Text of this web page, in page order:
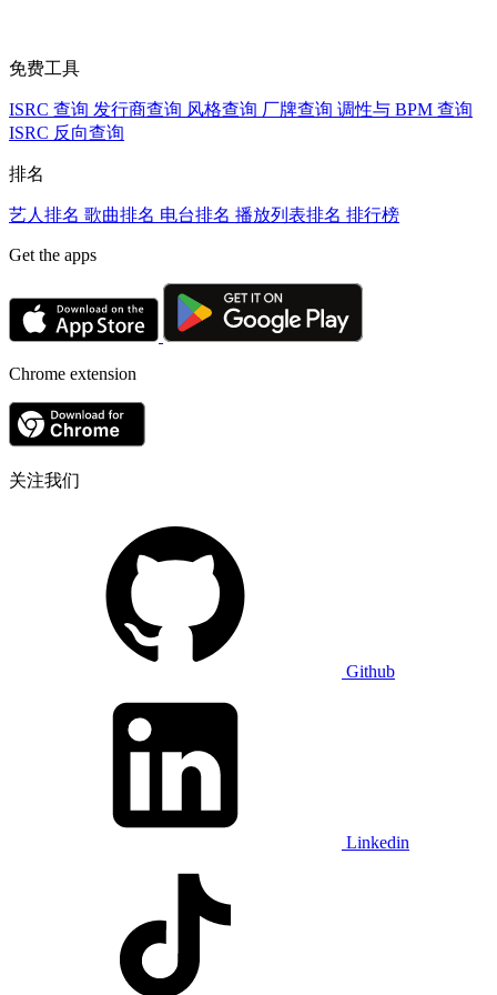
免费工具
ISRC 查询 发行商查询 风格查询 厂牌查询 调性与 BPM 查询
ISRC 反向查询
排名
艺人排名 歌曲排名 电台排名 播放列表排名 排行榜
Get the apps
Chrome extension
关注我们
Github
Linkedin